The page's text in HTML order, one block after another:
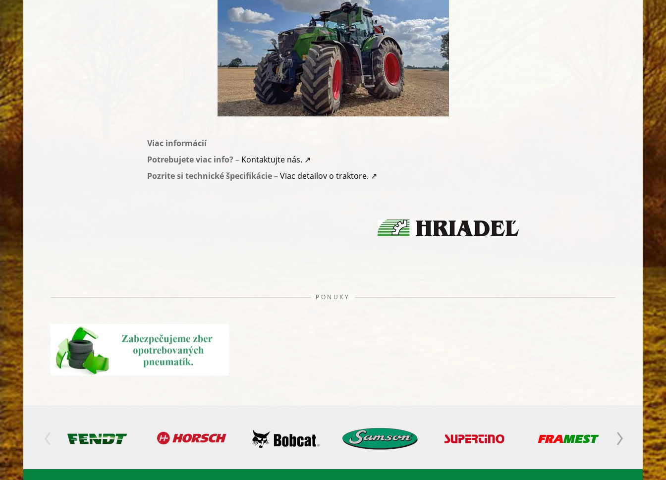
Viac informácií
Potrebujete viac info?– Kontaktujte nás. ↗
Pozrite si technické špecifikácie–Viac detailov o traktore. ↗
PONUKY